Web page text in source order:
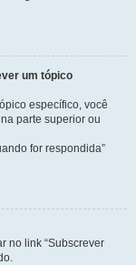
um tópico
específico, você
parte superior ou
for respondida”
no link “Subscrever